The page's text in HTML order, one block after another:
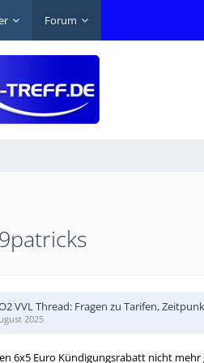
Forum
VVL Thread: Fragen zu Tarifen,
2025
6x5 Euro Kündigungsrabatt nicht